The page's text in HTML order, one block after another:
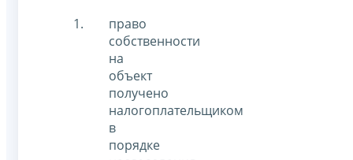
право
собственности
на
объект
получено
налогоплательщиком
в
порядке